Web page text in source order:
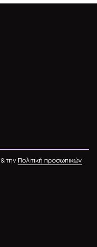
& την Πολιτική προσωπικών